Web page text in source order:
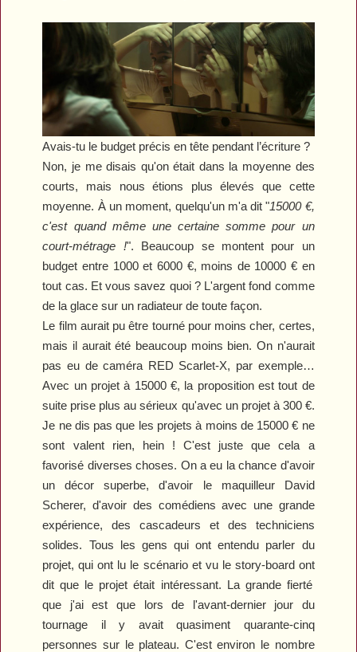
Avais-tu le budget précis en tête pendant l’écriture ?
Non, je me disais qu'on était dans la moyenne des
courts, mais nous étions plus élevés que cette
moyenne. À un moment, quelqu'un m'a dit"15000 €,
c'est quand même une certaine somme pour un
court-métrage !". Beaucoup se montent pour un
budget entre 1000 et 6000 €, moins de 10000 € en
tout cas. Et vous savez quoi ? L'argent fond comme
de la glace sur un radiateur de toute façon.
Le film aurait pu être tourné pour moins cher, certes,
mais il aurait été beaucoup moins bien. On n'aurait
pas eu de caméra RED Scarlet-X, par exemple…
Avec un projet à 15000 €, la proposition est tout de
suite prise plusau sérieux qu'avec un projet à 300 €.
Je ne dis pas que les projets à moins de 15000 € ne
sont valent rien, hein ! C'est juste que cela a
favorisé diverses choses. On a eu la chance d'avoir
un décor superbe, d'avoir le maquilleur David
Scherer, d'avoir des comédiens avec une grande
expérience, des cascadeurs et des techniciens
solides. Tous les gens qui ont entendu parler du
projet, qui ont lu le scénario et vu le story-board ont
dit que le projet était intéressant. La grande fierté
que j'ai est que lors de l'avant-dernier jour du
tournage il y avait quasiment quarante-cinq
personnes sur le plateau. C'est environ le nombre